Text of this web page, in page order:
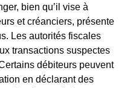
bien qu’il vise à
et créanciers, présente
Les autorités fiscales
transactions suspectes
débiteurs peuvent
en déclarant des